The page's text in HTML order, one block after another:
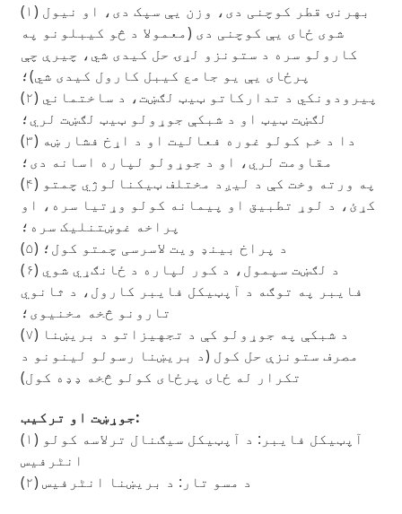
(۱) بهرنۍ قطر کوچنی دی، وزن یې سپک دی، او نیول
شوی ځای یې کوچنی دی (معمولا د څو کیبلونو په
کارولو سره د ستونزو لړۍ حل کیدی شي، چیرې چې
پرځای یې یو جامع کیبل کارول کیدی شي)؛
(۲) پیرودونکي د تدارکاتو ټیټ لګښت، د ساختماني
لګښت ټیټ او د شبکې جوړولو ټیټ لګښت لري؛
(۳) دا د خم کولو غوره فعالیت او د اړخ فشار ښه
مقاومت لري، او د جوړولو لپاره اسانه دی؛
(۴) په ورته وخت کې د لیږد مختلف ټیکنالوژي چمتو
کړئ، د لوړ تطبیق او پیمانه کولو وړتیا سره، او
پراخه غوښتنلیک سره؛
(۵) د پراخ بینډ ویت لاسرسی چمتو کول؛
(۶) د لګښت سپمول، د کور لپاره د ځانګړي شوي
فایبر په توګه د آپټیکل فایبر کارول، د ثانوي
تارونو څخه مخنیوی؛
(۷) د شبکې په جوړولو کې د تجهیزاتو د بریښنا
مصرف ستونزې حل کول (د بریښنا رسولو لینونو د
تکرار له ځای پرځای کولو څخه ډډه کول)
جوړښت او ترکیب:
(۱) آپټیکل فایبر: د آپټیکل سیګنال ترلاسه کولو
انٹرفیس
(۲) د مسو تار: د بریښنا انٹرفیس